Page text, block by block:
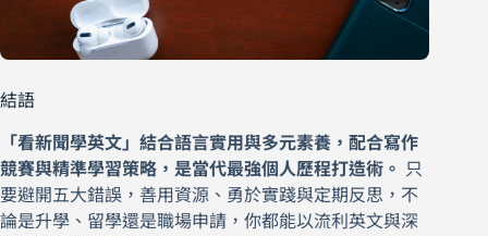
結語
「看新聞學英文」結合語言實用與多元素養，配合寫作
競賽與精準學習策略，是當代最強個人歷程打造術。
只
要避開五大錯誤，善用資源、勇於實踐與定期反思，不
論是升學、留學還是職場申請，你都能以流利英文與深